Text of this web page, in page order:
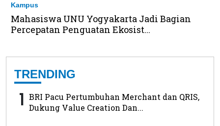
Kampus
Mahasiswa UNU Yogyakarta Jadi Bagian
Percepatan Penguatan Ekosist...
TRENDING
1 BRI Pacu Pertumbuhan Merchant dan QRIS,
Dukung Value Creation Dan...